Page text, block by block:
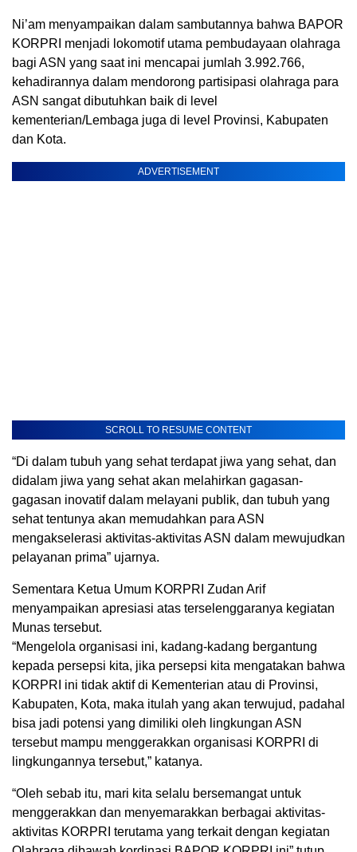
Ni’am menyampaikan dalam sambutannya bahwa BAPOR
KORPRI menjadi lokomotif utama pembudayaan olahraga
bagi ASN yang saat ini mencapai jumlah 3.992.766,
kehadirannya dalam mendorong partisipasi olahraga para
ASN sangat dibutuhkan baik di level
kementerian/Lembaga juga di level Provinsi, Kabupaten
dan Kota.
ADVERTISEMENT
SCROLL TO RESUME CONTENT
“Di dalam tubuh yang sehat terdapat jiwa yang sehat, dan
didalam jiwa yang sehat akan melahirkan gagasan-
gagasan inovatif dalam melayani publik, dan tubuh yang
sehat tentunya akan memudahkan para ASN
mengakselerasi aktivitas-aktivitas ASN dalam mewujudkan
pelayanan prima” ujarnya.
Sementara Ketua Umum KORPRI Zudan Arif
menyampaikan apresiasi atas terselenggaranya kegiatan
Munas tersebut.
“Mengelola organisasi ini, kadang-kadang bergantung
kepada persepsi kita, jika persepsi kita mengatakan bahwa
KORPRI ini tidak aktif di Kementerian atau di Provinsi,
Kabupaten, Kota, maka itulah yang akan terwujud, padahal
bisa jadi potensi yang dimiliki oleh lingkungan ASN
tersebut mampu menggerakkan organisasi KORPRI di
lingkungannya tersebut,” katanya.
“Oleh sebab itu, mari kita selalu bersemangat untuk
menggerakkan dan menyemarakkan berbagai aktivitas-
aktivitas KORPRI terutama yang terkait dengan kegiatan